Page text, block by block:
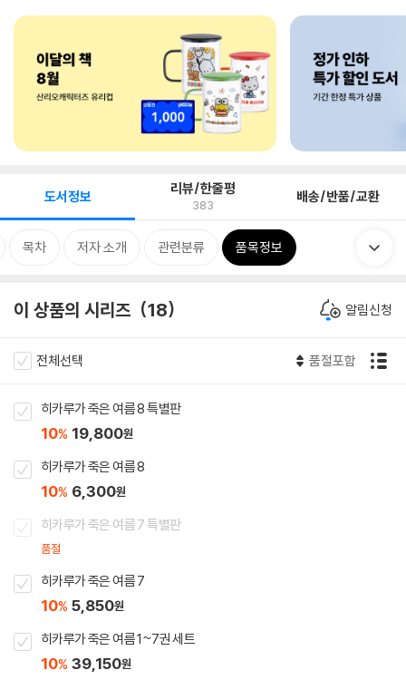
도서정보 리뷰/한줄평
383 배송/반품/교환
목차 저자 소개 관련분류 품목정보
이 상품의 시리즈 18 알림신청
전체선택 품절포함
히카루가 죽은 여름 8 특별판
10% 19,800원
히카루가 죽은 여름 8
10% 6,300원
히카루가 죽은 여름 7 특별판
품절
히카루가 죽은 여름 7
10% 5,850원
히카루가 죽은 여름 1~7권 세트
10% 39,150원